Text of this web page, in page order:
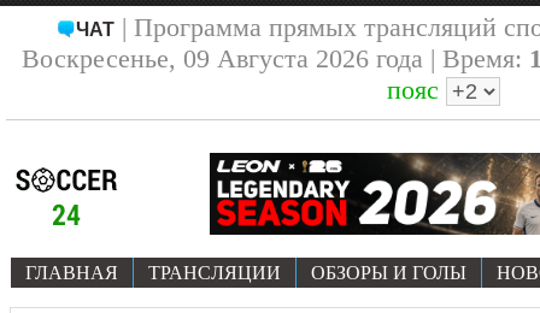
ЧАТ| Программа прямых трансляций
Воскресенье, 09 Августа 2026 года | Время:
пояс
ГЛАВНАЯ ТРАНСЛЯЦИИ ОБЗОРЫ И ГОЛЫ